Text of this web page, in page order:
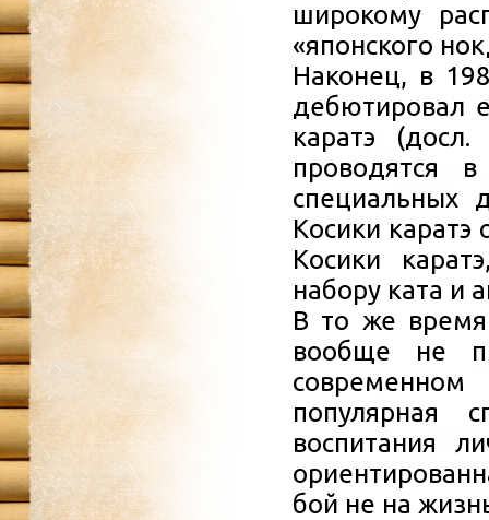
широкому
«японского
Наконец, в
дебютировал
каратэ
проводятся
специальных
Косики
Косики
набору ката и
В то же
вообще не
популярная
воспитания
бой не на